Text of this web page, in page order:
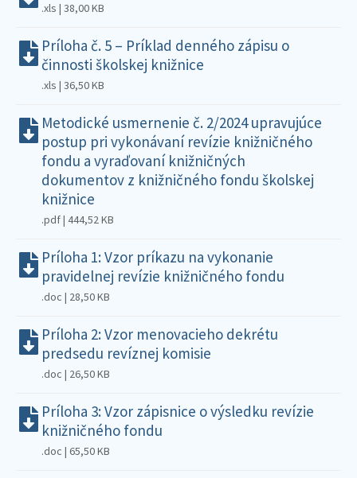
.xls | 38,00 KB
Príloha č. 5 – Príklad denného zápisu o
činnosti školskej knižnice
.xls | 36,50 KB
Metodické usmernenie č. 2/2024 upravujúce
postup pri vykonávaní revízie knižničného
fondu a vyraďovaní knižničných
dokumentov z knižničného fondu školskej
knižnice
.pdf | 444,52 KB
Príloha 1: Vzor príkazu na vykonanie
pravidelnej revízie knižničného fondu
.doc | 28,50 KB
Príloha 2: Vzor menovacieho dekrétu
predsedu revíznej komisie
.doc | 26,50 KB
Príloha 3: Vzor zápisnice o výsledku revízie
knižničného fondu
.doc | 65,50 KB